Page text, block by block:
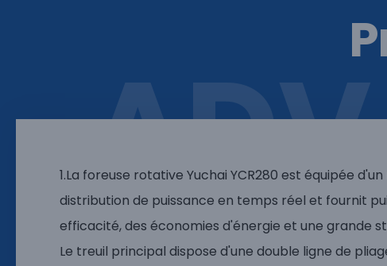
1.La foreuse rotative Yuchai YCR280 est équipée
distribution de puissance en temps réel et fournit
efficacité, des économies d'énergie et une grande
Le treuil principal dispose d'une double ligne de